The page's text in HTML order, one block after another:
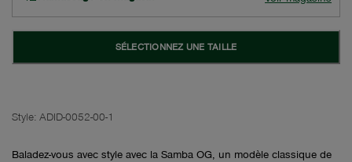
SÉLECTIONNEZ UNE TAILLE
Style: ADID-0052-00-1
Baladez-vous avec style avec la Samba OG, un modèle classique de